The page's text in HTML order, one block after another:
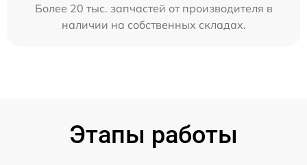
Более 20 тыс. запчастей от производителя в
наличии на собственных складах.
Этапы работы